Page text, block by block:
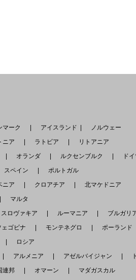
マーク アイスランド
ノルウェー
ニア ラトビア
リトアニア
オランダ ルクセンブルク
ド
スペイン
ポルトガル
ニア クロアチア
北マケドニア
マルタ
ロヴァキア ルーマニア
ブルガリ
ェゴビナ モンテネグロ
ポーランド
ロシア
アルメニア アゼルバイジャン
連邦 オマーン マダガスカル